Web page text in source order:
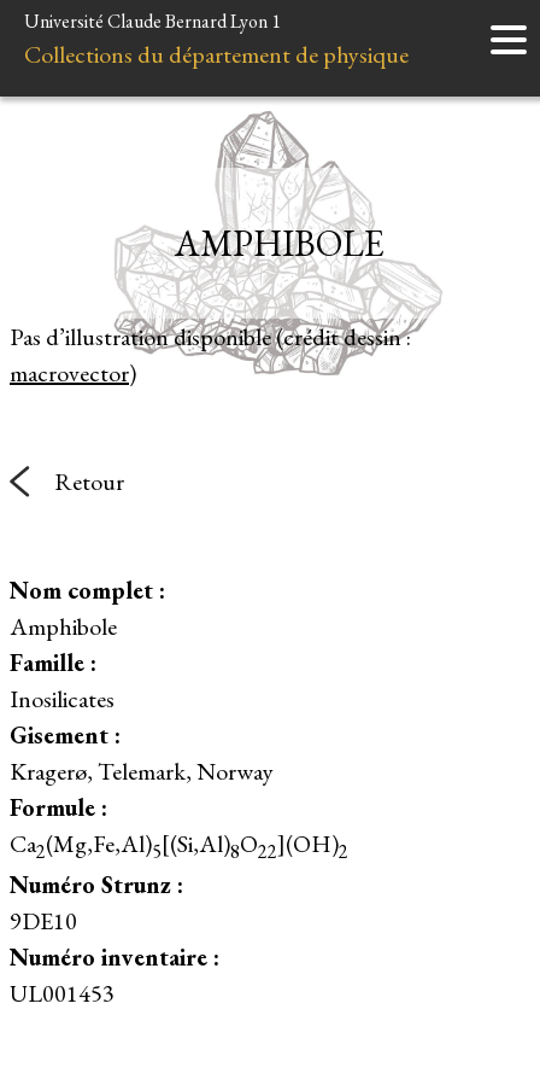
Accueil
Instruments
Liens et ressources
Université Claude Bernard Lyon 1
Collections du département de physique
Pas d’illustration disponible (crédit dessin :
macrovector)
AMPHIBOLE
Retour
Nom complet :
Amphibole
Famille :
Inosilicates
Gisement :
Kragerø, Telemark, Norway
Formule :
Ca2(Mg,Fe,Al)5[(Si,Al)8O22](OH)2
Numéro Strunz :
9DE10
Numéro inventaire :
UL001453